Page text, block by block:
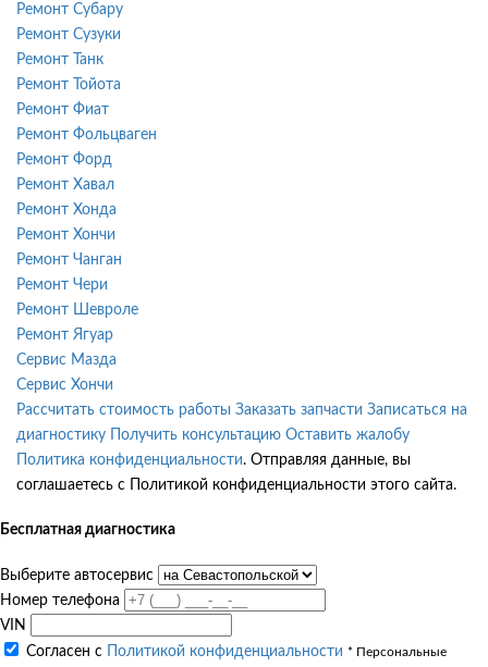
Ремонт Субару
Ремонт Сузуки
Ремонт Танк
Ремонт Тойота
Ремонт Фиат
Ремонт Фольцваген
Ремонт Форд
Ремонт Хавал
Ремонт Хонда
Ремонт Хончи
Ремонт Чанган
Ремонт Чери
Ремонт Шевроле
Ремонт Ягуар
Сервис Мазда
Сервис Хончи
Рассчитать стоимость работы Заказать запчасти Записаться на
диагностику
Получить консультацию Оставить жалобу
Политика конфиденциальности. Отправляя данные, вы
соглашаетесь с Политикой конфиденциальности этого сайта.
Бесплатная диагностика
Выберите автосервис
Номер телефона
VIN
Согласен с
Политикой конфиденциальности * Персональные